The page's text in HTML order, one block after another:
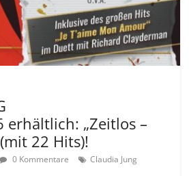
erhältlich: „Zeitlos –
22 Hits)!
0 Kommentare Claudia Jung